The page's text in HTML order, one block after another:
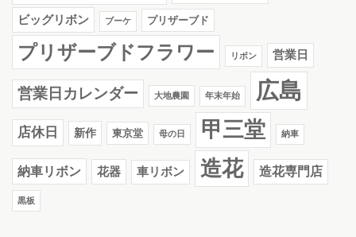
ビッグリボン ブーケ プリザーブド
プリザーブドフラワー リボン 営業日
営業日カレンダー 大地農園 年末年始 広島
店休日 新作 東京堂 母の日 甲三堂 納車
納車リボン 花器 車リボン 造花 造花専門店
黒板